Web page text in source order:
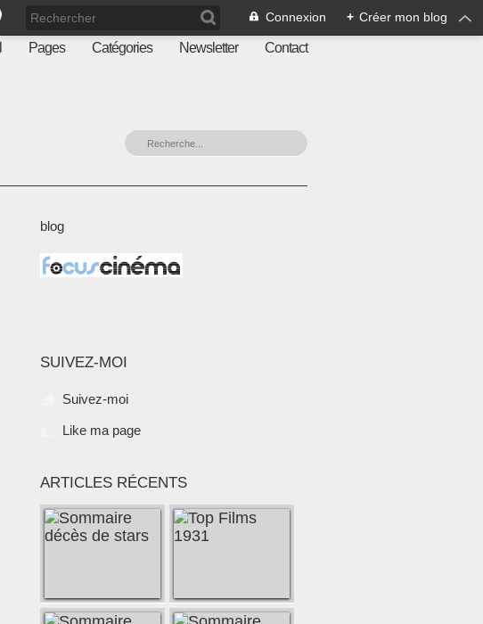
Connexion + Créer mon blog
Pages Catégories Newsletter Contact
blog
SUIVEZ-MOI
Suivez-moi
Like ma page
ARTICLES RÉCENTS